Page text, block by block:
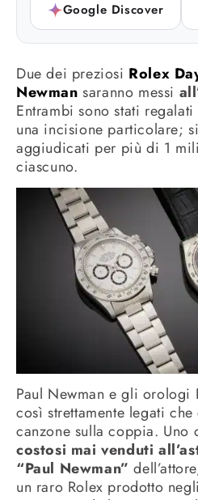
Google Discover
Due dei preziosi Rolex
Newman saranno messi
Entrambi sono stati regalati
una incisione particolare;
aggiudicati per più di 1
ciascuno.
Paul Newman e gli orologi
così strettamente legati che
canzone sulla coppia.
costosi mai venduti
“Paul Newman”
un raro Rolex prodotto